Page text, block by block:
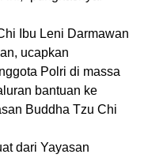
Ibu Leni Darmawan
ucapkan
Polri di massa
bantuan ke
Buddha Tzu Chi
dari Yayasan